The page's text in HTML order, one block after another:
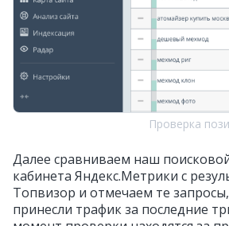
Проверка
Далее сравниваем наш
кабинета Яндекс.Метрики с
Топвизор и отмечаем те
принесли трафик за последние